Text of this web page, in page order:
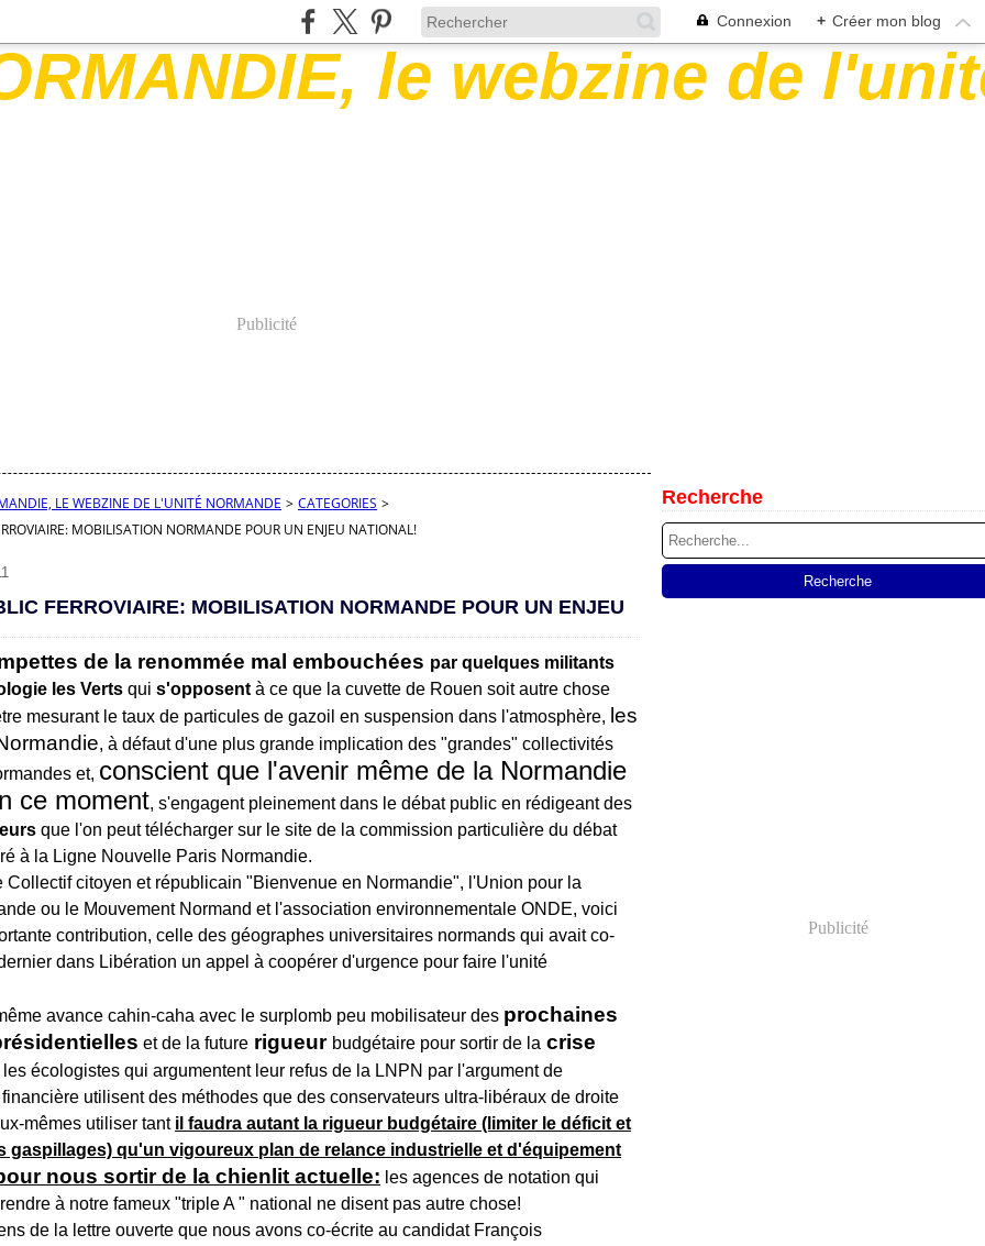
Connexion + Créer mon blog
Publicité
LE WEBZINE DE L'UNITÉ NORMANDE > CATEGORIES >
MOBILISATION NORMANDE POUR UN ENJEU NATIONAL!
FERROVIAIRE: MOBILISATION NORMANDE POUR UN ENJEU
de la renommée mal embouchées par quelques militants
les Verts qui s'opposent à ce que la cuvette de Rouen soit autre chose
mesurant le taux de particules de gazoil en suspension dans l'atmosphère, les
, à défaut d'une plus grande implication des "grandes" collectivités
et, conscient que l'avenir même de la Normandie
ce moment, s'engagent pleinement dans le débat public en rédigeant des
que l'on peut télécharger sur le site de la commission particulière du débat
à la Ligne Nouvelle Paris Normandie.
Collectif citoyen et républicain "Bienvenue en Normandie", l'Union pour la
ou le Mouvement Normand et l'association environnementale ONDE, voici
contribution, celle des géographes universitaires normands qui avait co-
dans Libération un appel à coopérer d'urgence pour faire l'unité
avance cahin-caha avec le surplomb peu mobilisateur des prochaines
et de la future rigueur budgétaire pour sortir de la crise
les écologistes qui argumentent leur refus de la LNPN par l'argument de
utilisent des méthodes que des conservateurs ultra-libéraux de droite
mêmes utiliser tant il faudra autant la rigueur budgétaire (limiter le déficit et
gaspillages) qu'un vigoureux plan de relance industrielle et d'équipement
nous sortir de la chienlit actuelle: les agences de notation qui
à notre fameux "triple A " national ne disent pas autre chose!
de la lettre ouverte que nous avons co-écrite au candidat François
Recherche
Publicité